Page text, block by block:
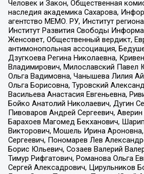
Человек и Закон, Общественная
наследия академика Сахарова,
агентство МЕМО. РУ, Институт
Институт Развития Свободы
Женсовет, Общественный вердикт,
антимонопольная ассоциация,
Дзугкоева Регина Николаевна,
Владимирович, Милославский
Ольга Вадимовна, Чанышева Лилия
Ольга Борисовна, Туровский
Васильева Анастасия Евгеньевна,
Бойко Анатолий Николаевич, Дугин
Пивоваров Андрей Сергеевич, Аверин
Барахоев Магомед Бекханович,
Викторович, Мошель Ирина
Сергеевич, Пономарев Лев
Борис Юльевич, Созаев Валерий
Тимур Рифгатович, Романова Ольга
Сергей Алексадрович, Цирульников